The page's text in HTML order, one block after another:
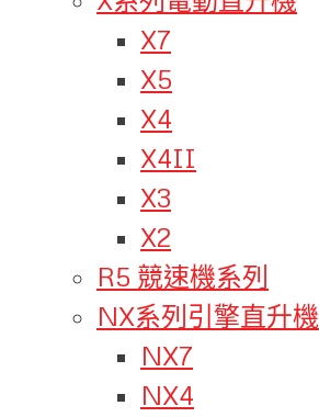
X7
X5
X4
X4II
X3
X2
R5 競速機系列
NX系列引擎直升機
NX7
NX4